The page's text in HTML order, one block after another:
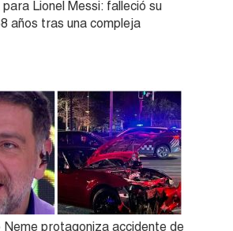
Lionel Messi: falleció su
años tras una compleja
Neme protagoniza accidente de